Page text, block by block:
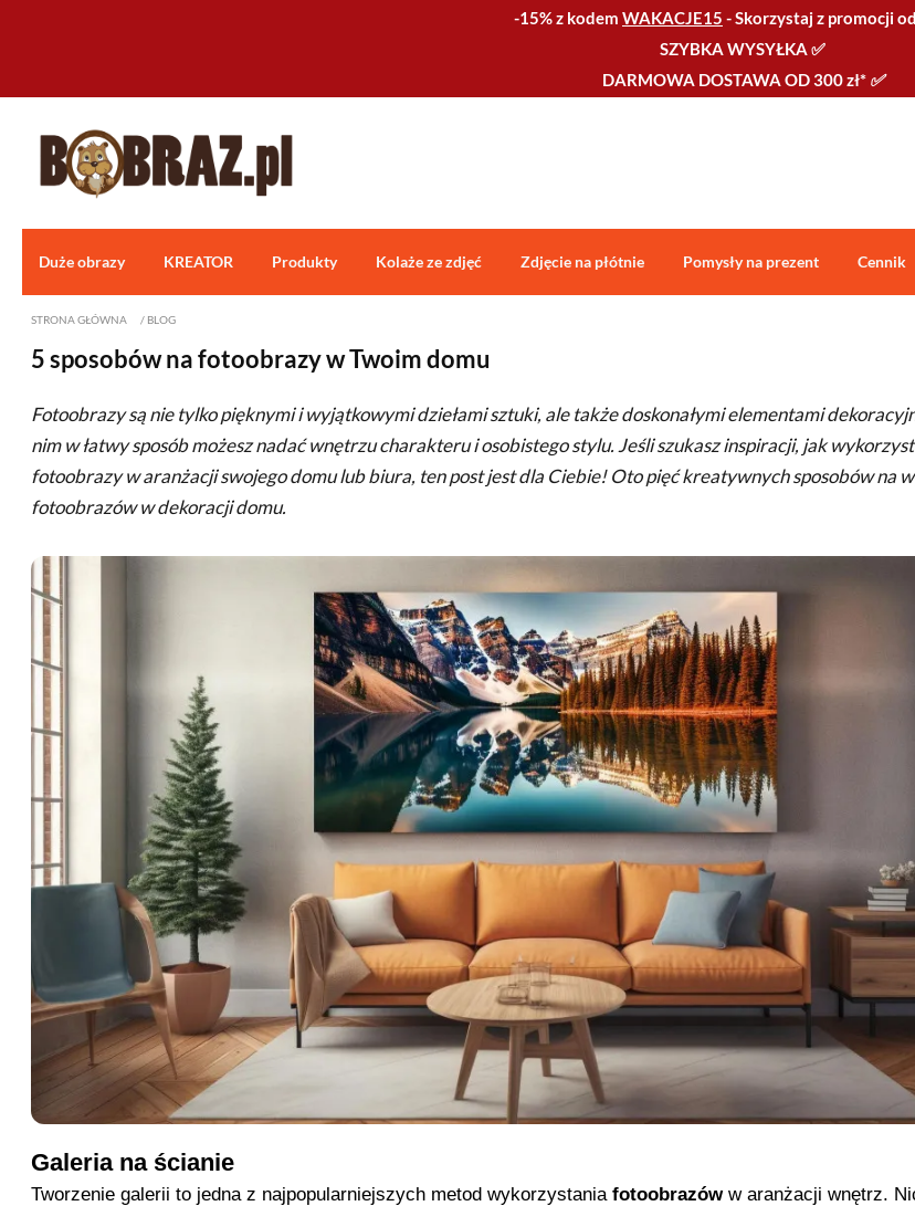
-15% z kodem WAKACJE15 -Skorzystaj z promocji od
SZYBKA WYSYŁKA ✅
DARMOWA DOSTAWA OD 300 zł* ✅
Duże obrazy KREATOR Produkty Kolaże ze zdjęć Zdjęcie na płótnie Pomysły na prezent Cennik
STRONA GŁÓWNA / BLOG
5 sposobów na fotoobrazy w Twoim domu
Fotoobrazy są nie tylko pięknymi i wyjątkowymi dziełami sztuki, ale także doskonałymi elementami
nim w łatwy sposób możesz nadać wnętrzu charakteru i osobistego stylu. Jeśli szukasz inspiracji, jak
fotoobrazy w aranżacji swojego domu lub biura, ten post jest dla Ciebie! Oto pięć kreatywnych sposobów na
fotoobrazów w dekoracji domu.
Galeria na ścianie
Tworzenie galerii to jedna z najpopularniejszych metod wykorzystania fotoobrazów w aranżacji wnętrz.